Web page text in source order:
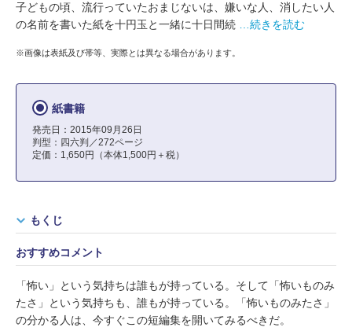
子どもの頃、流行っていたおまじないは、嫌いな人、消したい人
の名前を書いた紙を十円玉と一緒に十日間続
…続きを読む
※画像は表紙及び帯等、実際とは異なる場合があります。
紙書籍
発売日：2015年09月26日
判型：四六判／272ページ
定価：1,650円（本体1,500円＋税）
もくじ
おすすめコメント
「怖い」という気持ちは誰もが持っている。そして「怖いものみ
たさ」という気持ちも、誰もが持っている。「怖いものみたさ」
の分かる人は、今すぐこの短編集を開いてみるべきだ。